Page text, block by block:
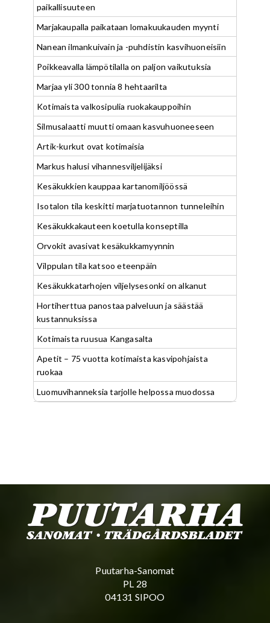
paikallisuuteen
Marjakaupalla paikataan lomakuukauden myynti
Nanean ilmankuivain ja -puhdistin kasvihuoneisiin
Poikkeavalla lämpötilalla on paljon vaikutuksia
Marjaa yli 300 tonnia 8 hehtaarilta
Kotimaista valkosipulia ruokakauppoihin
Silmusalaatti muutti omaan kasvuhuoneeseen
Artik-kurkut ovat kotimaisia
Markus halusi vihannesviljelijäksi
Kesäkukkien kauppaa kartanomiljöössä
Isotalon tila keskitti marjatuotannon tunneleihin
Kesäkukkakauteen koetulla konseptilla
Orvokit avasivat kesäkukkamyynnin
Vilppulan tila katsoo eteenpäin
Kesäkukkatarhojen viljelysesonki on alkanut
Hortiherttua panostaa palveluun ja säästää
kustannuksissa
Kotimaista ruusua Kangasalta
Apetit – 75 vuotta kotimaista kasvipohjaista
ruokaa
Luomuvihanneksia tarjolle helpossa muodossa
Puutarha-Sanomat
PL 28
04131 SIPOO